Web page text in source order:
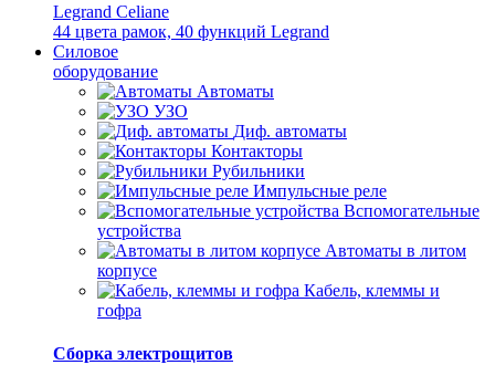
Legrand Celiane
44 цвета рамок, 40 функций Legrand
Силовое
оборудование
Автоматы
УЗО
Диф. автоматы
Контакторы
Рубильники
Импульсные реле
Вспомогательные
устройства
Автоматы в литом
корпусе
Кабель, клеммы и
гофра
Сборка электрощитов